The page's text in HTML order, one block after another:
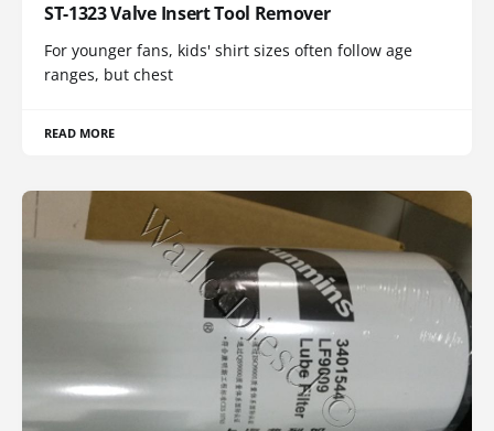
ST-1323 Valve Insert Tool Remover
For younger fans, kids' shirt sizes often follow age
ranges, but chest
READ MORE